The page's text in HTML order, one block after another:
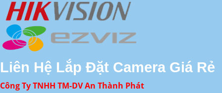
Liên Hệ Lắp Đặt Camera Giá Rẻ
Công Ty TNHH TM-DV An Thành Phát